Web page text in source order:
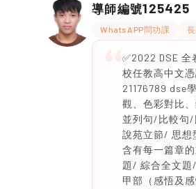
導師編號125425
WhatsAPP問功課
✅2022 DSE
校任教高中文
21176789 dse
觀、色彩對比
並列句/比較句/
說苑立節/ 思想
含有每一篇章
題/ 綜合全文題
甲部（感悟及